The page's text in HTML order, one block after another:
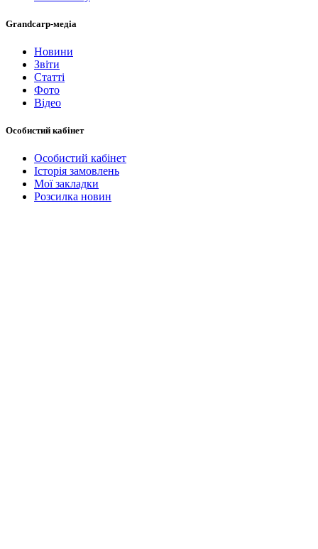
Grandcarp-медіа
Новини
Звіти
Статті
Фото
Відео
Особистий кабінет
Особистий кабінет
Історія замовлень
Мої закладки
Розсилка новин